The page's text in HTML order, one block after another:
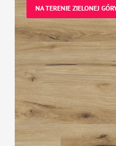
NA TERENIE ZIELONEJ